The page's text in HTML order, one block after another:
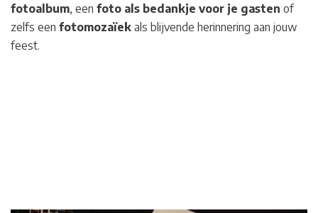
fotoalbum, een foto als bedankje voor je gasten of
zelfs een fotomozaïek als blijvende herinnering aan jouw
feest.